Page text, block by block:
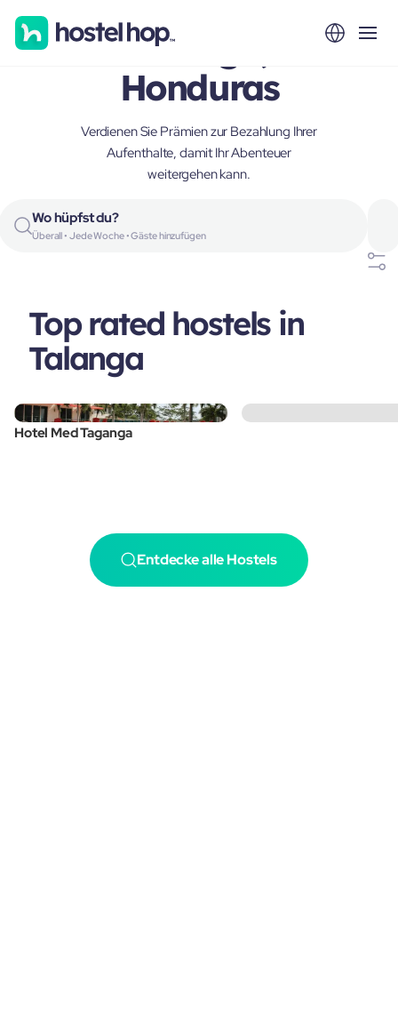
Talanga,
Honduras
Verdienen Sie Prämien zur Bezahlung Ihrer
Aufenthalte, damit Ihr Abenteuer
weitergehen kann.
Wo hüpfst du?
Überall • Jede Woche • Gäste hinzufügen
Top rated hostels in
Talanga
Hotel Med Taganga
Entdecke alle Hostels